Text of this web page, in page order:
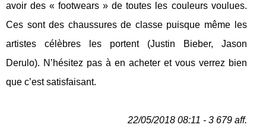
avoir des « footwears » de toutes les couleurs voulues.
Ces sont des chaussures de classe puisque même les
artistes célèbres les portent (Justin Bieber, Jason
Derulo). N’hésitez pas à en acheter et vous verrez bien
que c’est satisfaisant.
22/05/2018 08:11 - 3 679 aff.